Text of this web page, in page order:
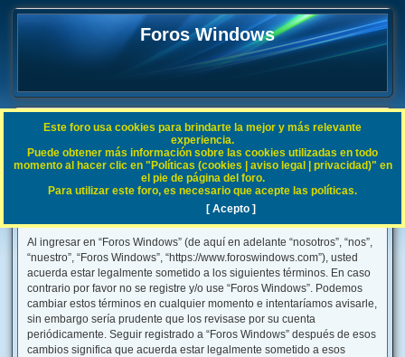
Foros Windows
FAQ
Índice general
B
Foros Windows - Condiciones de uso
Al ingresar en “Foros Windows” (de aquí en adelante “nosotros”, “nos”,
“nuestro”, “Foros Windows”, “https://www.foroswindows.com”), usted
acuerda estar legalmente sometido a los siguientes términos. En caso
contrario por favor no se registre y/o use “Foros Windows”. Podemos
cambiar estos términos en cualquier momento e intentaríamos avisarle,
sin embargo sería prudente que los revisase por su cuenta
periódicamente. Seguir registrado a “Foros Windows” después de esos
cambios significa que acuerda estar legalmente sometido a esos
Este foro usa cookies para brindarte la mejor y más relevante
experiencia.
Puede obtener más información sobre las cookies utilizadas en todo
momento al hacer clic en "Políticas (cookies | aviso legal | privacidad)" en
el pie de página del foro.
Para utilizar este foro, es necesario que acepte las políticas.
[ Acepto ]